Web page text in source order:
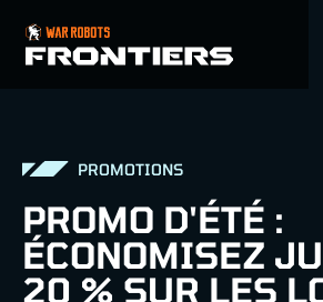
FR
PROMOTIONS
PROMO D'ÉTÉ :
ÉCONOMISEZ
20 % SUR LES